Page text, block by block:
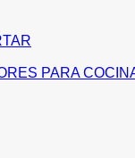
PARA